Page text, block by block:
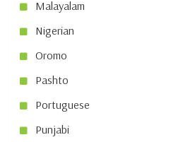
Malayalam
Nigerian
Oromo
Pashto
Portuguese
Punjabi